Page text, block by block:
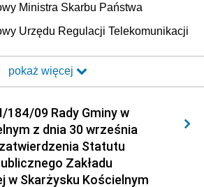
Ministra Skarbu Państwa
Urzędu Regulacji Telekomunikacji
Ministra Transportu i Budownictwa
Ministra Spraw Wewnętrznych i
Ministra Transportu
pokaż więcej
184/09 Rady Gminy w
z dnia 30 września
Statutu
Zakładu
w Skarżysku Kościelnym